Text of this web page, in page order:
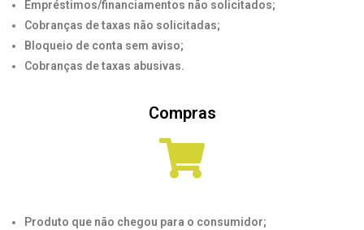
Empréstimos/financiamentos não solicitados;
Cobranças de taxas não solicitadas;
Bloqueio de conta sem aviso;
Cobranças de taxas abusivas.
Compras
Produto que não chegou para o consumidor;